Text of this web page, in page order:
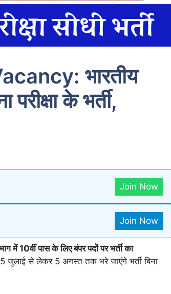
भारतीय
के भर्ती,
Join Now
Join Now
में 10वीं पास के लिए बंपर पदों पर भर्ती का
से लेकर 5 अगस्त तक भरे जाएंगे भर्ती बिना